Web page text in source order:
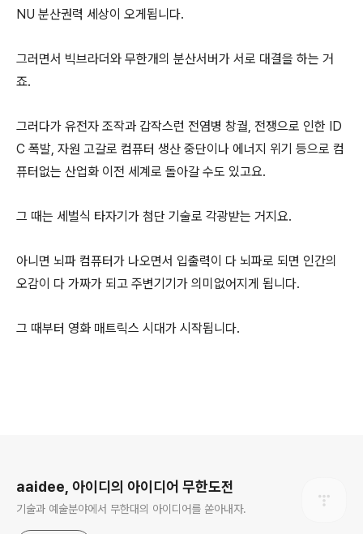
NU 분산권력 세상이 오게됩니다.
그러면서 빅브라더와 무한개의 분산서버가 서로 대결을 하는 거
죠.
그러다가 유전자 조작과 갑작스런 전염병 창궐, 전쟁으로 인한 ID
C 폭발, 자원 고갈로 컴퓨터 생산 중단이나 에너지 위기 등으로 컴
퓨터없는 산업화 이전 세계로 돌아갈 수도 있고요.
그 때는 세벌식 타자기가 첨단 기술로 각광받는 거지요.
아니면 뇌파 컴퓨터가 나오면서 입출력이 다 뇌파로 되면 인간의
오감이 다 가짜가 되고 주변기기가 의미없어지게 됩니다.
그 때부터 영화 매트릭스 시대가 시작됩니다.
aaidee, 아이디의 아이디어 무한도전
기술과 예술분야에서 무한대의 아이디어를 쏟아내자.